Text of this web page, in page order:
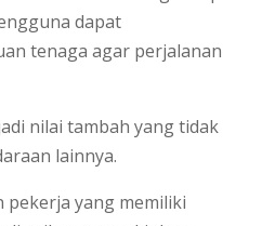
dapat
tenaga agar perjalanan
nilai tambah yang tidak
lainnya.
pekerja yang memiliki